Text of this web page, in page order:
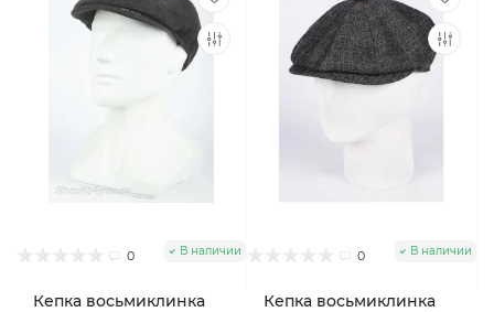
0 В наличии
Кепка восьмиклинка
0 В наличии
Кепка восьмиклинка